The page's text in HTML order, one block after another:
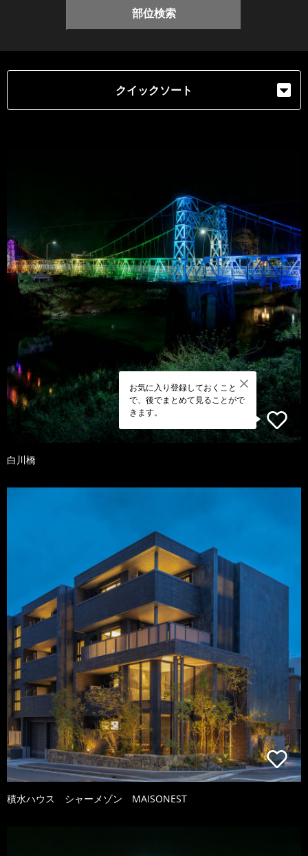
部位検索
クイックソート
お気に入り登録しておくこと
で、後でまとめて見ることがで
きます。
白川橋
積水ハウス シャーメゾン MAISONEST